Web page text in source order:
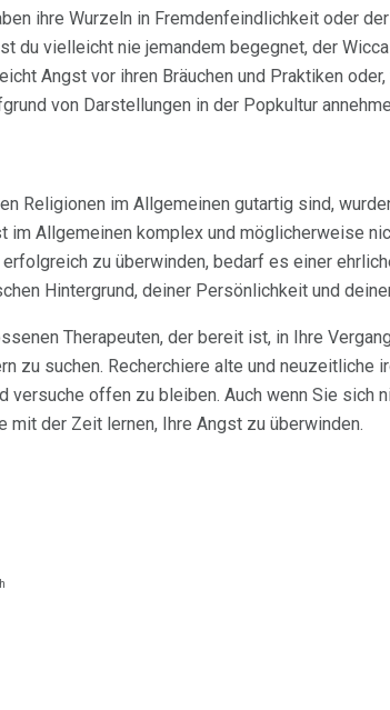
ihre Wurzeln in Fremdenfeindlichkeit oder
du vielleicht nie jemandem begegnet, der
Angst vor ihren Bräuchen und Praktiken
von Darstellungen in der Popkultur
Religionen im Allgemeinen gutartig sind,
Allgemeinen komplex und möglicherweise
zu überwinden, bedarf es einer
Hintergrund, deiner Persönlichkeit und
Therapeuten, der bereit ist, in Ihre
zu suchen. Recherchiere alte und neuzeitliche
versuche offen zu bleiben. Auch wenn Sie sich
mit der Zeit lernen, Ihre Angst zu überwinden.